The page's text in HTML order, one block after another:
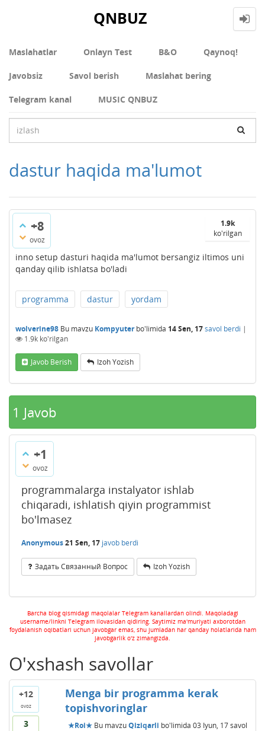
QNBUZ
Maslahatlar Onlayn Test В&О Qaynoq!
Javobsiz Savol berish Maslahat bering
Telegram kanal MUSIC QNBUZ
dastur haqida ma'lumot
+8
ovoz
1.9k
ko'rilgan
inno setup dasturi haqida ma'lumot bersangiz iltimos uni
qanday qilib ishlatsa bo'ladi
programma dastur yordam
wolverine98 Bu mavzu Kompyuterbo'limida 14 Sen, 17savol berdi |
1.9k ko'rilgan
Javob Berish Izoh Yozish
1 Javob
+1
ovoz
programmalarga instalyator ishlab
chiqaradi, ishlatish qiyin programmist
bo'lmasez
Anonymous21 Sen, 17 javob berdi
Задать Связанный Вопрос Izoh Yozish
Barcha blog qismidagi maqolalar Telegram kanallardan olindi. Maqoladagi
username/linkni Telegram ilovasidan qidiring. Saytimiz ma'muriyati axborotdan
foydalanish oqibatlari uchun javobgar emas, shu jumladan har qanday holatlarida ham
javobgarlik o'z zimangizda.
O'xshash savollar
+12
ovoz
3
Menga bir programma kerak
topishvoringlar
★Roi★ Bu mavzuQiziqarli bo'limida 03 Iyun, 17 savol